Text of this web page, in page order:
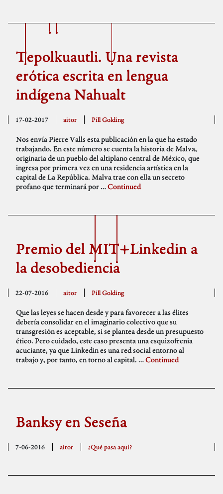
Tepolkuautli. Una revista
erótica escrita en lengua
indígena Nahualt
17-02-2017 aitor Pill Golding
Nos envía Pierre Valls esta publicación en la que ha estado
trabajando. En este número se cuenta la historia de Malva,
originaria de un pueblo del altiplano central de México, que
ingresa por primera vez en una residencia artística en la
capital de La República. Malva trae con ella un secreto
profano que terminará por …Continued
Premio del MIT+Linkedin a
la desobediencia
22-07-2016 aitor Pill Golding
Que las leyes se hacen desde y para favorecer a las élites
debería consolidar en el imaginario colectivo que su
transgresión es aceptable, si se plantea desde un presupuesto
ético. Pero cuidado, este caso presenta una esquizofrenia
acuciante, ya que Linkedin es una red social entorno al
trabajo y, por tanto, en torno al capital. …Continued
Banksy en Seseña
7-06-2016 aitor ¿Qué pasa aquí?